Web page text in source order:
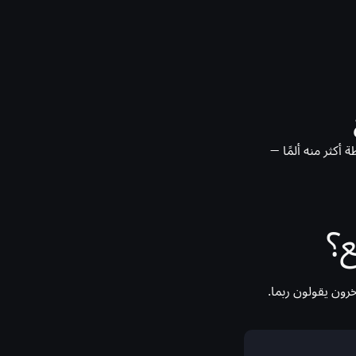
أكثر منه ألمًا —